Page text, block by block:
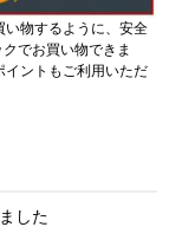
い物するように、安全
でお買い物できま
イントもご利用いただ
した